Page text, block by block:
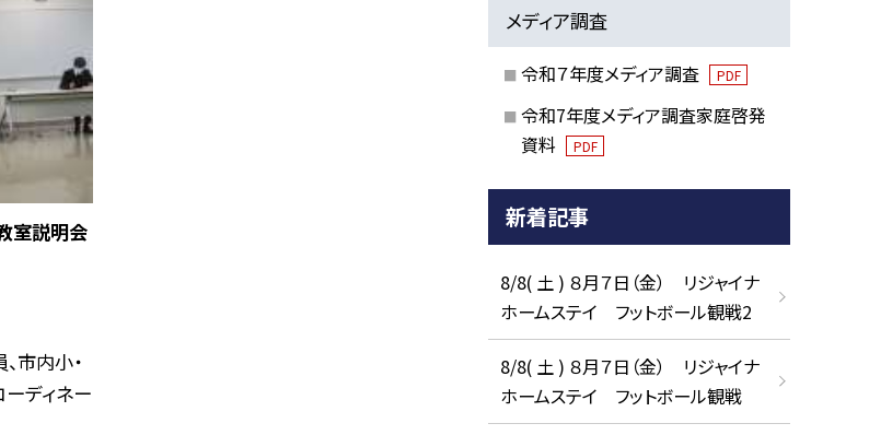
室説明会
市内小・
ディネー
メディア調査
令和７年度メディア調査 PDF
令和7年度メディア調査家庭啓発
資料
PDF
新着記事
8/8( 土 ) ８月７日（金） リジャイナ
ホームステイ フットボール観戦2
8/8( 土 ) ８月７日（金） リジャイナ
ホームステイ フットボール観戦